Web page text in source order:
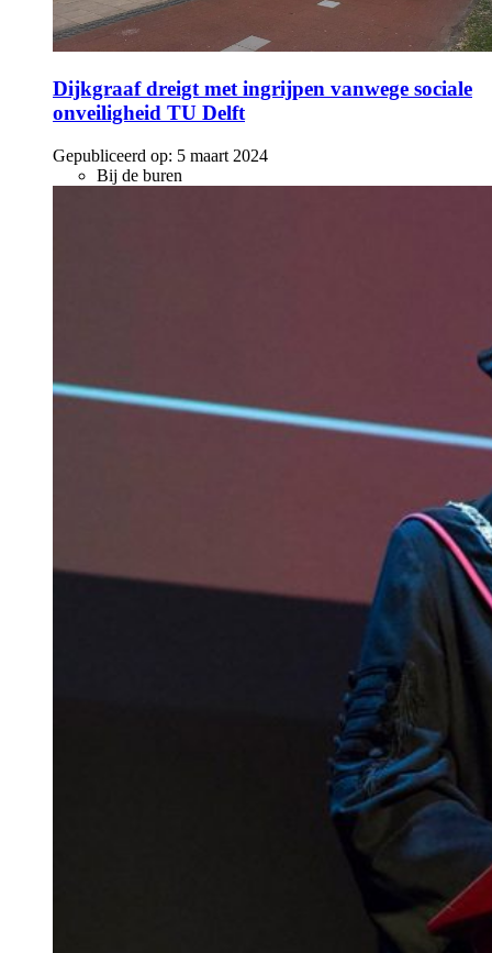
Dijkgraaf dreigt met ingrijpen vanwege sociale
onveiligheid TU Delft
Gepubliceerd op: 5 maart 2024
Bij de buren